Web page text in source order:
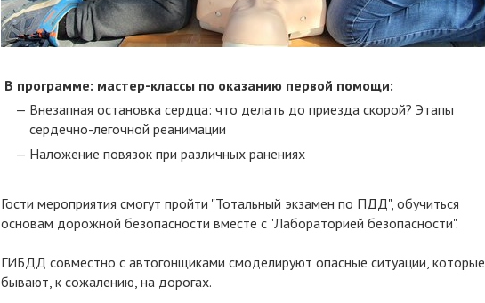
В программе: мастер-классы по оказанию первой помощи:
Внезапная остановка сердца: что делать до приезда скорой? Этапы
сердечно-легочной реанимации
Наложение повязок при различных ранениях
Гости мероприятия смогут пройти "Тотальный экзамен по ПДД", обучиться
основам дорожной безопасности вместе с "Лабораторией безопасности".
ГИБДД совместно с автогонщиками смоделируют опасные ситуации, которые
бывают, к сожалению, на дорогах.